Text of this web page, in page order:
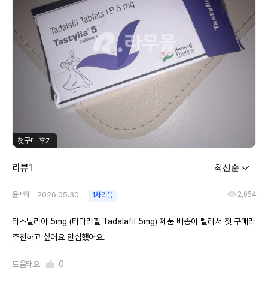
첫구매 후기
리뷰1
윤*혁 2026.05.30 1차리뷰 2,054
타스틸리아 5mg (타다라필 Tadalafil 5mg) 제품 배송이 빨라서 첫 구매라
추천하고 싶어요 안심했어요.
도움돼요 0